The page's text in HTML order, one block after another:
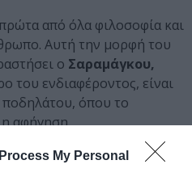
My Personal
από όλα φιλοσοφία και
Αυτή την μορφή του
ο Σαραμάγκου,
του ενδιαφέροντος, είναι
ποδηλάτου, όπου το
η αφήγηση.
η οποία να σημειώσω πως